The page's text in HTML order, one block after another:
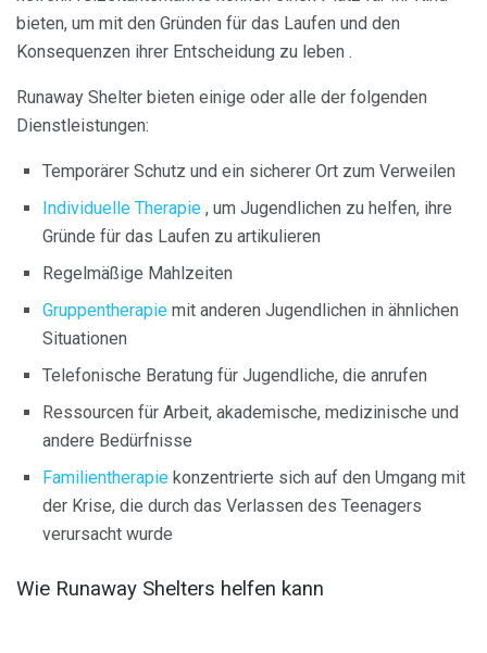
bieten, um mit den Gründen für das Laufen und den
Konsequenzen ihrer Entscheidung zu leben .
Runaway Shelter bieten einige oder alle der folgenden
Dienstleistungen:
Temporärer Schutz und ein sicherer Ort zum Verweilen
Individuelle Therapie , um Jugendlichen zu helfen, ihre
Gründe für das Laufen zu artikulieren
Regelmäßige Mahlzeiten
Gruppentherapie mit anderen Jugendlichen in ähnlichen
Situationen
Telefonische Beratung für Jugendliche, die anrufen
Ressourcen für Arbeit, akademische, medizinische und
andere Bedürfnisse
Familientherapie konzentrierte sich auf den Umgang mit
der Krise, die durch das Verlassen des Teenagers
verursacht wurde
Wie Runaway Shelters helfen kann